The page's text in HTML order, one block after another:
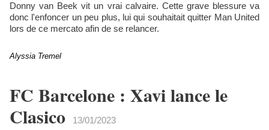
Donny van Beek vit un vrai calvaire. Cette grave blessure va
donc l'enfoncer un peu plus, lui qui souhaitait quitter Man United
lors de ce mercato afin de se relancer.
Alyssia Tremel
FC Barcelone : Xavi lance le
Clasico
13/01/2023